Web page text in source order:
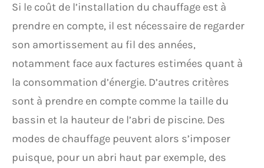
Si le coût de l’installation du chauffage est à
prendre en compte, il est nécessaire de regarder
son amortissement au fil des années,
notamment face aux factures estimées quant à
la consommation d’énergie. D’autres critères
sont à prendre en compte comme la taille du
bassin et la hauteur de l’abri de piscine. Des
modes de chauffage peuvent alors s’imposer
puisque, pour un abri haut par exemple, des